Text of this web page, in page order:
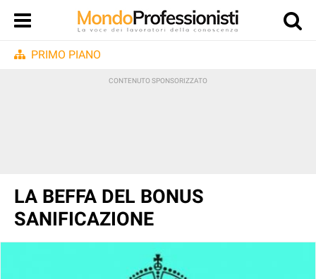
PRIMO PIANO
LA BEFFA DEL BONUS
SANIFICAZIONE